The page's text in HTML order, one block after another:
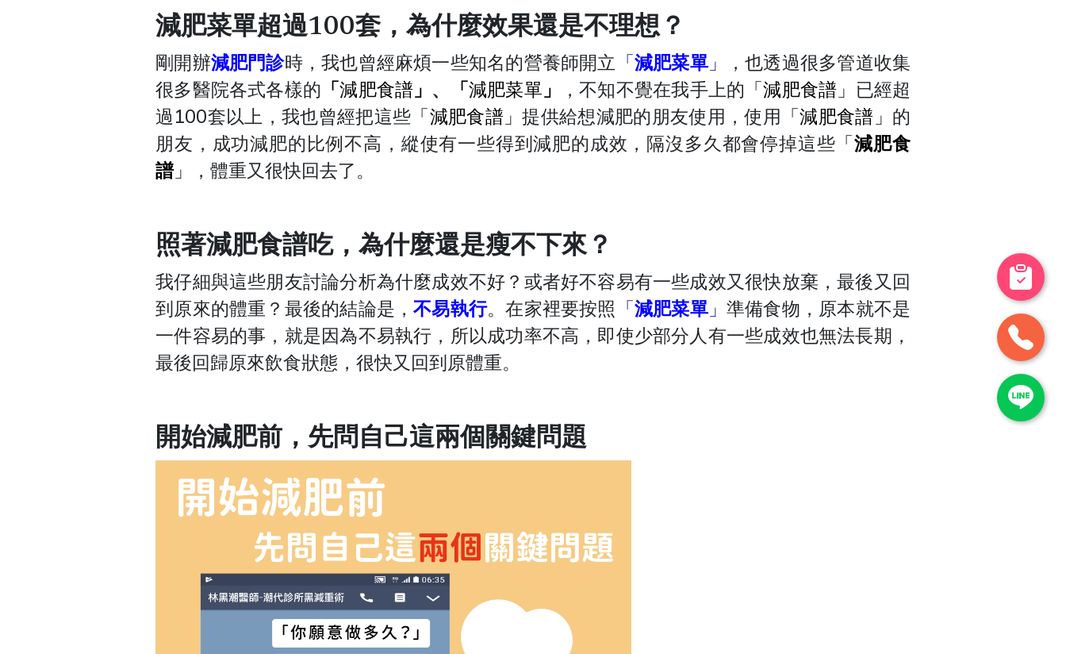
減肥菜單超過100套，為什麼效果還是不理想？
剛開辦減肥門診時，我也曾經麻煩一些知名的營養師開立 「減肥菜單」
，也透過很多管道收集
很多醫院各式各樣的 「減肥食譜 」 、 「減肥菜單 」 ，不知不覺在我手上的 「減肥食譜」 已經超
過100套以上，我也曾經把這些 「減肥食譜」提供給想減肥的朋友使用，使用 「減肥食譜」 的
朋友，成功減肥的比例不高，縱使有一些得到減肥的成效，隔沒多久都會停掉這些 「減肥食
譜」 ，體重又很快回去了。
照著減肥食譜吃，為什麼還是瘦不下來？
我仔細與這些朋友討論分析為什麼成效不好？或者好不容易有一些成效又很快放棄，最後又回
到原來的體重？最後的結論是，不易執行。在家裡要按照 「減肥菜單」 準備食物，原本就不是
一件容易的事，就是因為不易執行，所以成功率不高，即使少部分人有一些成效也無法長期，
最後回歸原來飲食狀態，很快又回到原體重。
開始減肥前，先問自己這兩個關鍵問題